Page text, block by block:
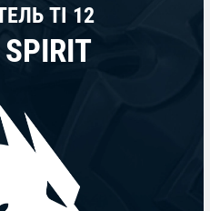
TI 12